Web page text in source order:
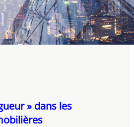
» dans les